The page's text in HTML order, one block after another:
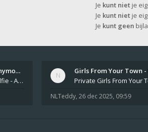
Je kunt niet je
Je kunt niet je
Je kunt geen
Girls In Your City - Anonymou…
Girls In Your City - No Selfie - Anonymous Sex Dating https://SecretPrivat.com Womens In Your Town - Anonymous S
NLTeddy, 26 dec 2025, 09:59